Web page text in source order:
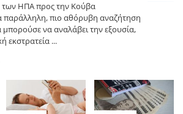
των ΗΠΑ προς την Κούβα
παράλληλη, πιο αθόρυβη αναζήτηση
να αναλάβει την εξουσία,
εκστρατεία ...